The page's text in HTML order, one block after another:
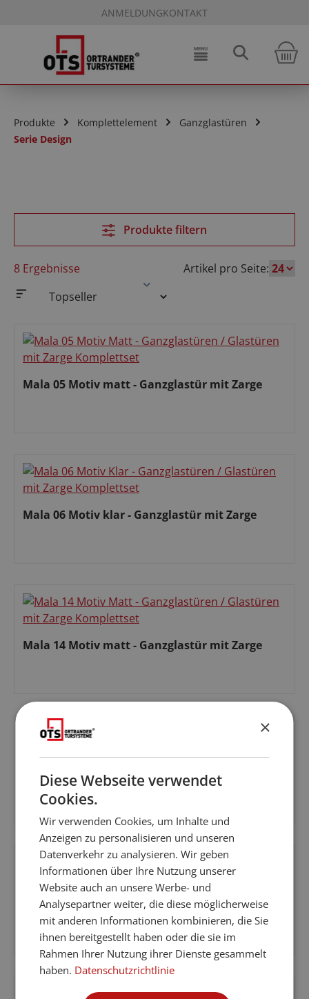
Zum Hauptinhalt springen
ANMELDUNGKONTAKT
Produkte Komplettelement
Ganzglastüren
Serie Design
Produkte filtern
8 Ergebnisse Artikel pro Seite:
Mala 05 Motiv matt - Ganzglastür mit Zarge
Mala 06 Motiv klar - Ganzglastür mit Zarge
Mala 14 Motiv matt - Ganzglastür mit Zarge
Mala 14 Motiv klar - Ganzglastür mit Zarge
Regulärer Preis:
Mala 06 Motiv matt - Ganzglastür mit Zarge
Regulärer Preis:
×
Diese Webseite verwendet
Cookies.
Wir verwenden Cookies, um Inhalte und
Anzeigen zu personalisieren und unseren
Datenverkehr zu analysieren. Wir geben
Informationen über Ihre Nutzung unserer
Website auch an unsere Werbe- und
Analysepartner weiter, die diese möglicherweise
mit anderen Informationen kombinieren, die Sie
ihnen bereitgestellt haben oder die sie im
Rahmen Ihrer Nutzung ihrer Dienste gesammelt
haben. Datenschutzrichtlinie